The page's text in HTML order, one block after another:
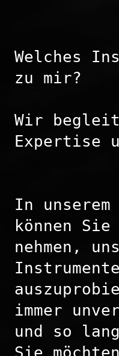
Welches
zu mir?
Wir
Expertise
In unserem
können
nehmen,
Instrumente
immer
und so
Sie